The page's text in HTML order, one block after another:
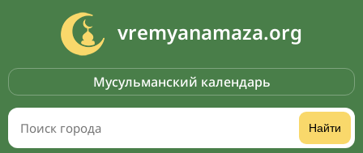
vremyanamaza.org
Мусульманский календарь
Найти